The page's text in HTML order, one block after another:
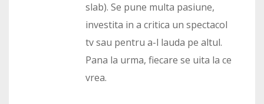
slab). Se pune multa pasiune,
investita in a critica un spectacol
tv sau pentru a-l lauda pe altul.
Pana la urma, fiecare se uita la ce
vrea.